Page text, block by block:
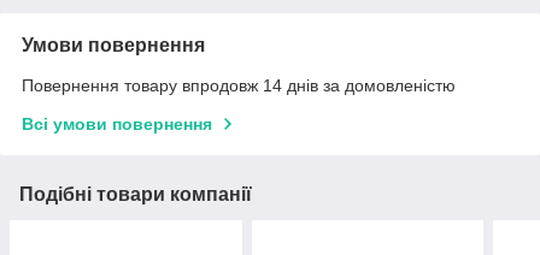
Умови повернення
Повернення товару впродовж 14 днів за домовленістю
Всі умови повернення
Подібні товари компанії